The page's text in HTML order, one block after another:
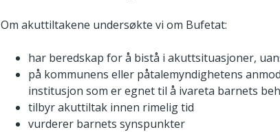
Om akuttiltakene undersøkte vi om Bufetat:
har beredskap for å bistå i akuttsituasjoner,
på kommunens eller påtalemyndighetens
institusjon som er egnet til å ivareta barnets
tilbyr akuttiltak innen rimelig tid
vurderer barnets synspunkter